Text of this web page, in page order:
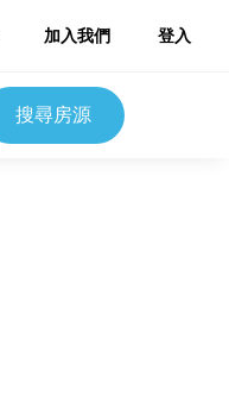
加入我們 登入
搜尋房源